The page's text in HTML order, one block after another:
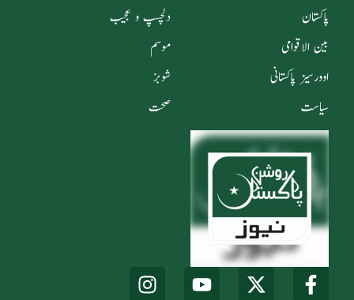
دلچسپ و عجیب
موسم
شوبز
صحت
پاکستان
بین الاقوامی
اوورسیز پاکستانی
سیاست